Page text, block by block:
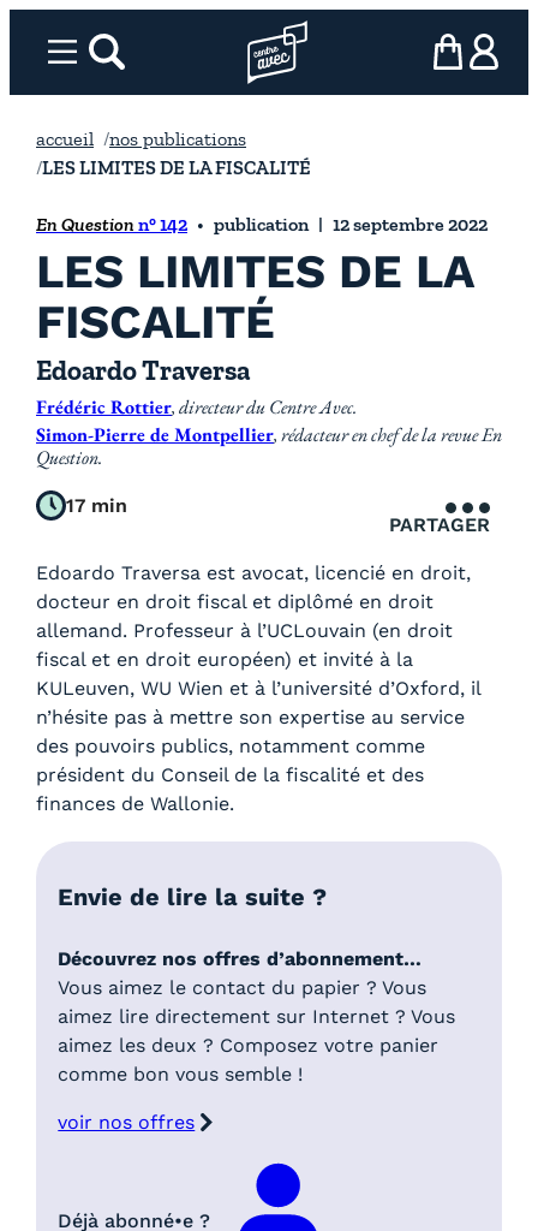
Menurechercher Page d’accueil l’association
mon panier
ma
accueil
nos publications
LES LIMITES DE LA FISCALITÉ
En Question n° 142 publication 12 septembre 2022
LES LIMITES DE LA
FISCALITÉ
Edoardo Traversa
Frédéric Rottier, directeur du Centre Avec.
Simon-Pierre de Montpellier, rédacteur en chef de la revue En
Question.
17 min
PARTAGER
Edoardo Traversa est avocat, licencié en droit,
docteur en droit fiscal et diplômé en droit
allemand. Professeur à l’UCLouvain (en droit
fiscal et en droit européen) et invité à la
KULeuven, WU Wien et à l’université d’Oxford, il
n’hésite pas à mettre son expertise au service
des pouvoirs publics, notamment comme
président du Conseil de la fiscalité et des
finances de Wallonie.
Envie de lire la suite ?
Découvrez nos offres d’abonnement…
Vous aimez le contact du papier ? Vous
aimez lire directement sur Internet ? Vous
aimez les deux ? Composez votre panier
comme bon vous semble !
voir nos offres
Déjà abonné•e ?